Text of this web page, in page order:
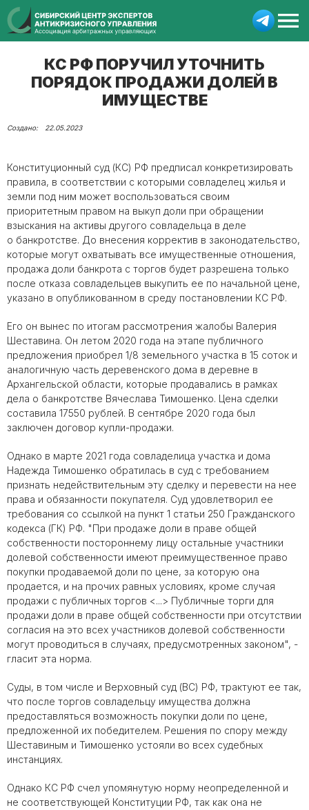
КС РФ ПОРУЧИЛ УТОЧНИТЬ
ПОРЯДОК ПРОДАЖИ ДОЛЕЙ В
ИМУЩЕСТВЕ
22.05.2023
Конституционный суд (КС) РФ предписал конкретизировать
правила, в соответствии с которыми совладелец жилья и
земли под ним может воспользоваться своим
приоритетным правом на выкуп доли при обращении
взыскания на активы другого совладельца в деле
о банкротстве. До внесения корректив в законодательство,
которые могут охватывать все имущественные отношения,
продажа доли банкрота с торгов будет разрешена только
после отказа совладельцев выкупить ее по начальной цене,
указано в опубликованном в среду постановлении КС РФ.
Его он вынес по итогам рассмотрения жалобы Валерия
Шеставина. Он летом 2020 года на этапе публичного
предложения приобрел 1/8 земельного участка в 15 соток и
аналогичную часть деревенского дома в деревне в
Архангельской области, которые продавались в рамках
дела о банкротстве Вячеслава Тимошенко. Цена сделки
составила 17550 рублей. В сентябре 2020 года был
заключен договор купли-продажи.
Однако в марте 2021 года совладелица участка и дома
Надежда Тимошенко обратилась в суд с требованием
признать недействительным эту сделку и перевести на нее
права и обязанности покупателя. Суд удовлетворил ее
требования со ссылкой на пункт 1 статьи 250 Гражданского
кодекса (ГК) РФ. "При продаже доли в праве общей
собственности постороннему лицу остальные участники
долевой собственности имеют преимущественное право
покупки продаваемой доли по цене, за которую она
продается, и на прочих равных условиях, кроме случая
продажи с публичных торгов <...> Публичные торги для
продажи доли в праве общей собственности при отсутствии
согласия на это всех участников долевой собственности
могут проводиться в случаях, предусмотренных законом", -
гласит эта норма.
Суды, в том числе и Верховный суд (ВС) РФ, трактуют ее так,
что после торгов совладельцу имущества должна
предоставляться возможность покупки доли по цене,
предложенной их победителем. Решения по спору между
Шеставиным и Тимошенко устояли во всех судебных
инстанциях.
Однако КС РФ счел упомянутую норму неопределенной и
не соответствующей Конституции РФ, так как она не